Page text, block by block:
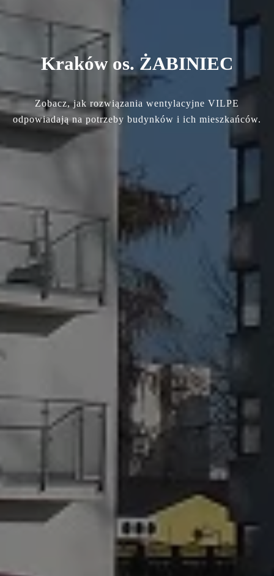
Kraków os. ŻABINIEC
Zobacz, jak rozwiązania wentylacyjne VILPE
odpowiadają na potrzeby budynków i ich mieszkańców.